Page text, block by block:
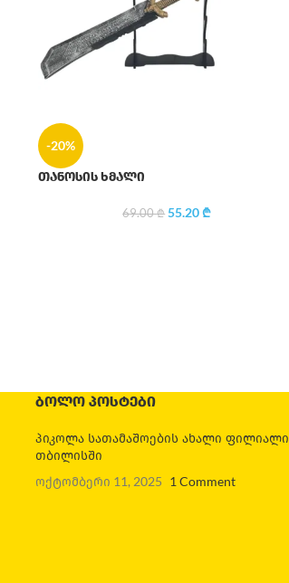
-20%
თანოსის ხმალი
69.00₾ 55.20₾
ᲑᲝᲚᲝ ᲞᲝᲡᲢᲔᲑᲘ
პიკოლა სათამაშოების ახალი ფილიალი
თბილისში
ოქტომბერი 11, 2025 1 Comment